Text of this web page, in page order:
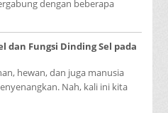
dengan beberapa
dan Fungsi Dinding Sel pada
hewan, dan juga manusia
Nah, kali ini kita